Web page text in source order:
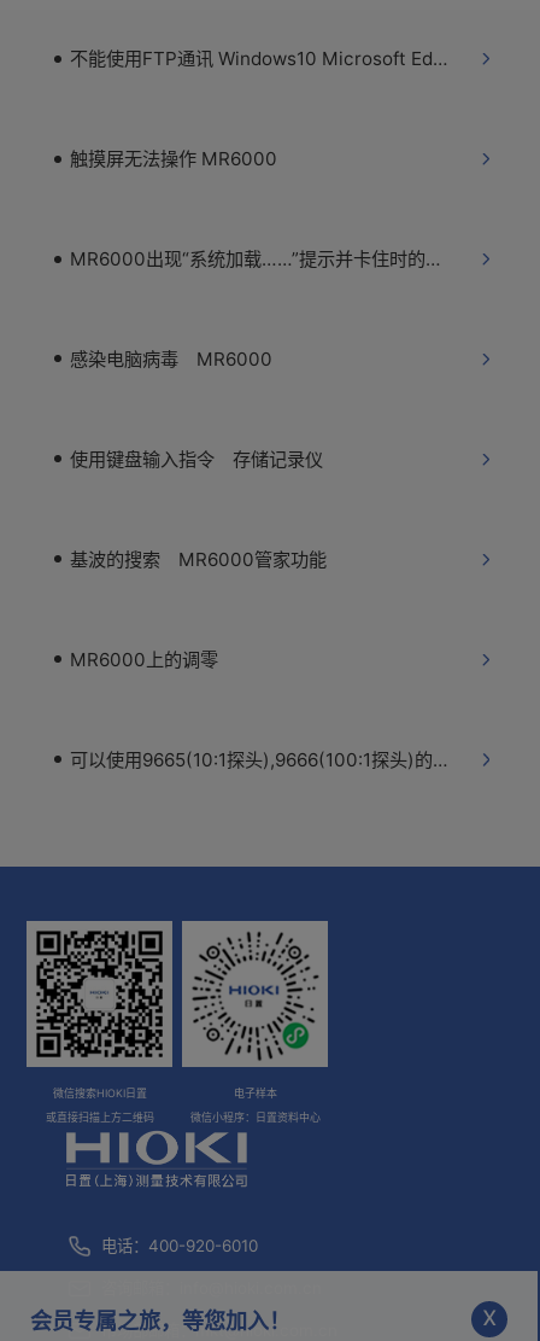
会员专属之旅，等您加入！ x
不能使用FTP通讯 Windows10 Microsoft Edge
触摸屏无法操作 MR6000
MR6000出现“系统加载……”提示并卡住时的处理方法
感染电脑病毒 MR6000
使用键盘输入指令 存储记录仪
基波的搜索 MR6000管家功能
MR6000上的调零
可以使用9665(10:1探头),9666(100:1探头)的存储记录仪有哪些？
微信搜索HIOKI日置
或直接扫描上方二维码
电子样本
微信小程序：日置资料中心
电话：400-920-6010
市场部邮箱：mkt@hioki.com.cn